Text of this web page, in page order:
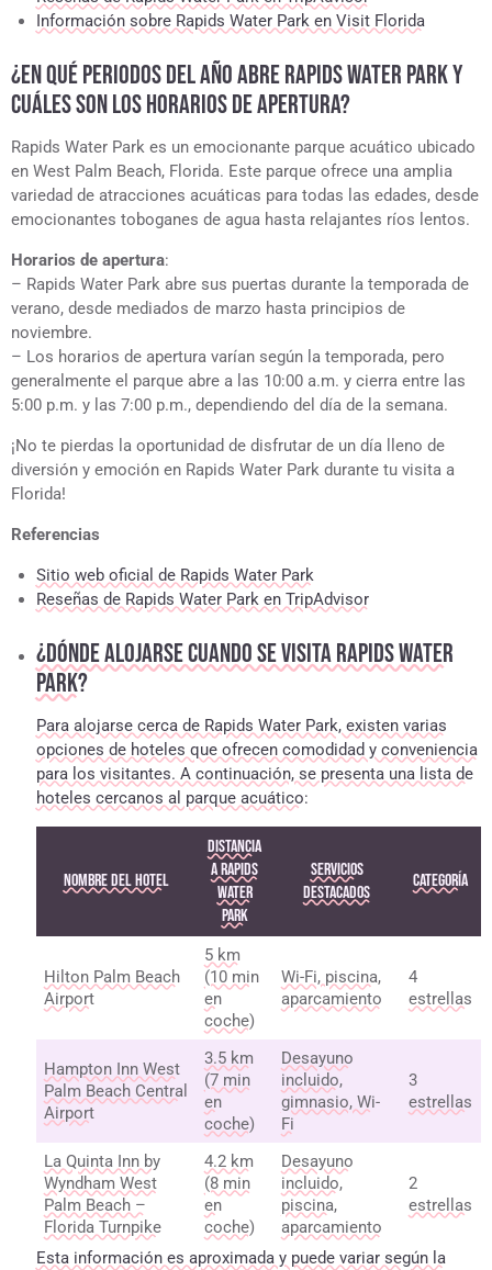
Información sobre Rapids Water Park en Visit Florida
¿EN QUÉ PERIODOS DEL AÑO ABRE RAPIDS WATER PARK Y
CUÁLES SON LOS HORARIOS DE APERTURA?
Rapids Water Park es un emocionante parque acuático ubicado
en West Palm Beach, Florida. Este parque ofrece una amplia
variedad de atracciones acuáticas para todas las edades, desde
emocionantes toboganes de agua hasta relajantes ríos lentos.
Horarios de apertura:
– Rapids Water Park abre sus puertas durante la temporada de
verano, desde mediados de marzo hasta principios de
noviembre.
– Los horarios de apertura varían según la temporada, pero
generalmente el parque abre a las 10:00 a.m. y cierra entre las
5:00 p.m. y las 7:00 p.m., dependiendo del día de la semana.
¡No te pierdas la oportunidad de disfrutar de un día lleno de
diversión y emoción en Rapids Water Park durante tu visita a
Florida!
Referencias
Sitio web oficial de Rapids Water Park
Reseñas de Rapids Water Park en TripAdvisor
¿DÓNDE ALOJARSE CUANDO SE VISITA RAPIDS WATER
PARK?
Para alojarse cerca de Rapids Water Park, existen varias
opciones de hoteles que ofrecen comodidad y conveniencia
para los visitantes. A continuación, se presenta una lista de
hoteles cercanos al parque acuático:
Nombre del Hotel
Distancia
a Rapids
Water
Park
Servicios
Destacados
Categoría
Hilton Palm Beach
Airport
5 km
(10 min
en
coche)
Wi-Fi, piscina,
aparcamiento
4
estrellas
Hampton Inn West
Palm Beach Central
Airport
3.5 km
(7 min
en
coche)
Desayuno
incluido,
gimnasio, Wi-
Fi
3
estrellas
La Quinta Inn by
Wyndham West
Palm Beach –
Florida Turnpike
4.2 km
(8 min
en
coche)
Desayuno
incluido,
piscina,
aparcamiento
2
estrellas
Esta información es aproximada y puede variar según la